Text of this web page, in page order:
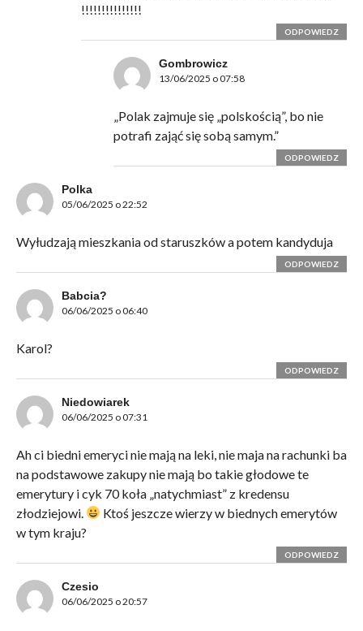
!!!!!!!!!!!!!!!
ODPOWIEDZ
Gombrowicz
13/06/2025 o 07:58
„Polak zajmuje się „polskością”, bo nie
potrafi zająć się sobą samym.”
ODPOWIEDZ
Polka
05/06/2025 o 22:52
Wyłudzają mieszkania od staruszków a potem kandyduja
ODPOWIEDZ
Babcia?
06/06/2025 o 06:40
Karol?
ODPOWIEDZ
Niedowiarek
06/06/2025 o 07:31
Ah ci biedni emeryci nie mają na leki, nie maja na rachunki ba
na podstawowe zakupy nie mają bo takie głodowe te
emerytury i cyk 70 koła „natychmiast” z kredensu
złodziejowi.
Ktoś jeszcze wierzy w biednych emerytów
w tym kraju?
ODPOWIEDZ
Czesio
06/06/2025 o 20:57